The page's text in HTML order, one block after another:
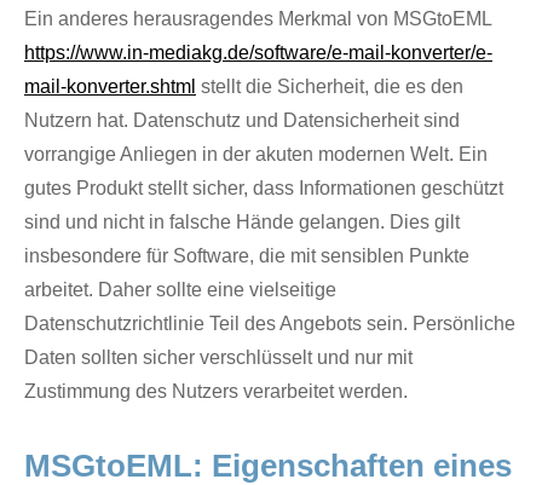
Ein anderes herausragendes Merkmal von MSGtoEML
https://www.in-mediakg.de/software/e-mail-konverter/e-
mail-konverter.shtml stellt die Sicherheit, die es den
Nutzern hat. Datenschutz und Datensicherheit sind
vorrangige Anliegen in der akuten modernen Welt. Ein
gutes Produkt stellt sicher, dass Informationen geschützt
sind und nicht in falsche Hände gelangen. Dies gilt
insbesondere für Software, die mit sensiblen Punkte
arbeitet. Daher sollte eine vielseitige
Datenschutzrichtlinie Teil des Angebots sein. Persönliche
Daten sollten sicher verschlüsselt und nur mit
Zustimmung des Nutzers verarbeitet werden.
MSGtoEML: Eigenschaften eines